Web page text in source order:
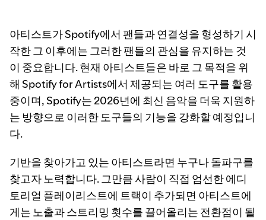
아티스트가 Spotify에서 팬들과 연결성을 형성하기 시
작한 그 이후에는 그러한 팬들의 관심을 유지하는 것
이 중요합니다. 현재 아티스트들은 바로 그 목적을 위
해 Spotify for Artists에서 제공되는 여러 도구를 활용
중이며, Spotify는 2026년에 최신 음악을 더욱 지원하
는 방향으로 이러한 도구들의 기능을 강화할 예정입니
다.
기반을 찾아가고 있는 아티스트라면 누구나 돌파구를
찾고자 노력합니다. 그만큼 사람이 직접 엄선한 에디
토리얼 플레이리스트에 트랙이 추가되면 아티스트에
게는 노출과 스트리밍 횟수를 끌어올리는 전환점이 될